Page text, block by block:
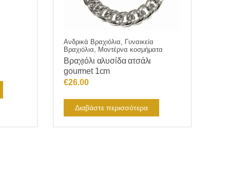
Ανδρικά Βραχιόλια, Γυναικεία
Βραχιόλια, Μοντέρνα κοσμήματα
Βραχιόλι αλυσίδα ατσάλι
gourmet 1cm
€26.00
Διαβάστε περισσότερα